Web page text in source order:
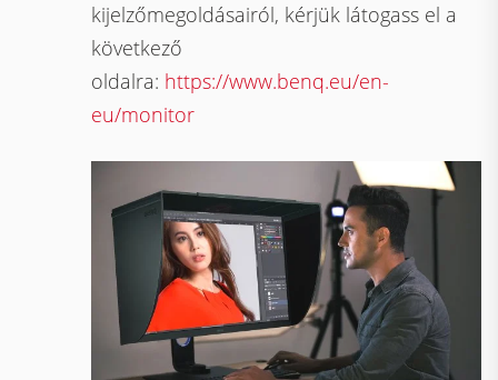
kijelzőmegoldásairól, kérjük látogass el a
következő
oldalra: https://www.benq.eu/en-
eu/monitor